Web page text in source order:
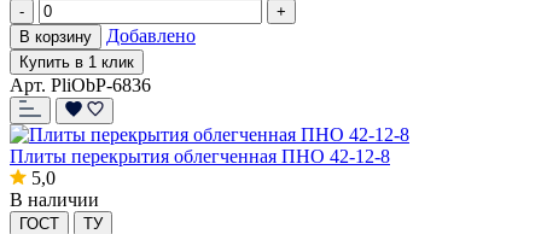
-
+
В корзину
Добавлено
Купить в 1 клик
Арт. PliObP-6836
Плиты перекрытия облегченная ПНО 42-12-8
5,0
В наличии
ГОСТ ТУ